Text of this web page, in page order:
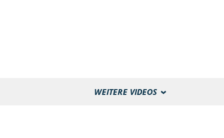
WEITERE VIDEOS